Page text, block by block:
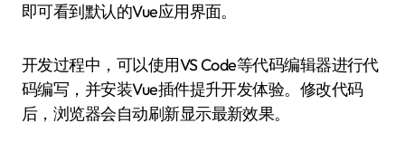
即可看到默认的Vue应用界面。
开发过程中，可以使用VS Code等代码编辑器进行代
码编写，并安装Vue插件提升开发体验。修改代码
后，浏览器会自动刷新显示最新效果。